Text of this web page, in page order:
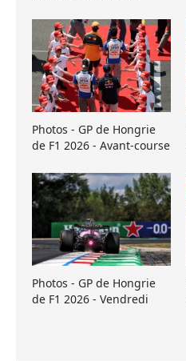
Photos - GP de Hongrie
de F1 2026 - Avant-course
Photos - GP de Hongrie
de F1 2026 - Vendredi